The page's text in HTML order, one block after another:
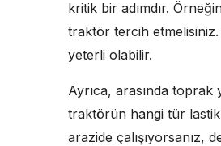
kritik bir adımdır.
traktör tercih
yeterli olabilir.
Ayrıca, arasında toprak
traktörün hangi tür
arazide çalışıyorsanız,